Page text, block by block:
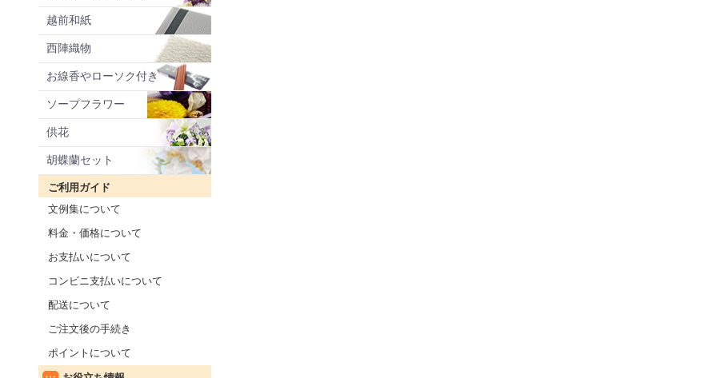
越前和紙
西陣織物
お線香やローソク付き
ソープフラワー
供花
胡蝶蘭セット
ご利用ガイド
文例集について
料金・価格について
お支払いについて
コンビニ支払いについて
配送について
ご注文後の手続き
ポイントについて